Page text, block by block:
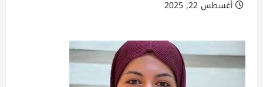
أغسطس 22, 2025